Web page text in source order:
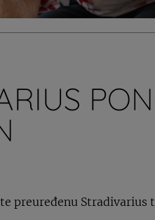
preuređenu Stradivarius